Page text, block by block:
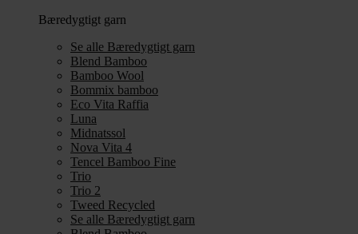
Bæredygtigt garn
Se alle Bæredygtigt garn
Blend Bamboo
Bamboo Wool
Bommix bamboo
Eco Vita Raffia
Luna
Midnatssol
Nova Vita 4
Tencel Bamboo Fine
Trio
Trio 2
Tweed Recycled
Se alle Bæredygtigt garn